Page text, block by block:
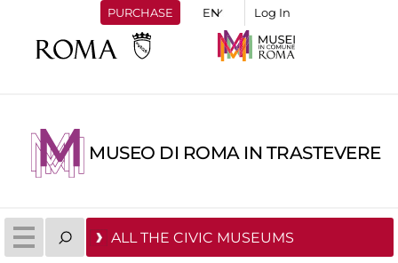
PURCHASE Log In
MUSEO DI ROMA IN TRASTEVERE
ALL THE CIVIC MUSEUMS